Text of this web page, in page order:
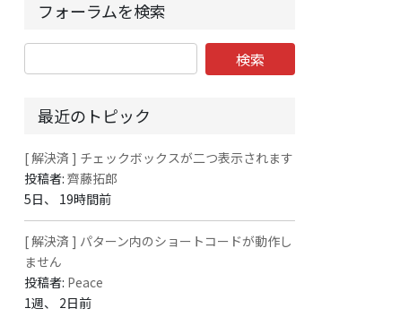
フォーラムを検索
最近のトピック
[ 解決済 ] チェックボックスが二つ表示されます
投稿者:齊藤拓郎
5日、 19時間前
[ 解決済 ] パターン内のショートコードが動作し
ません
投稿者: Peace
1週、 2日前